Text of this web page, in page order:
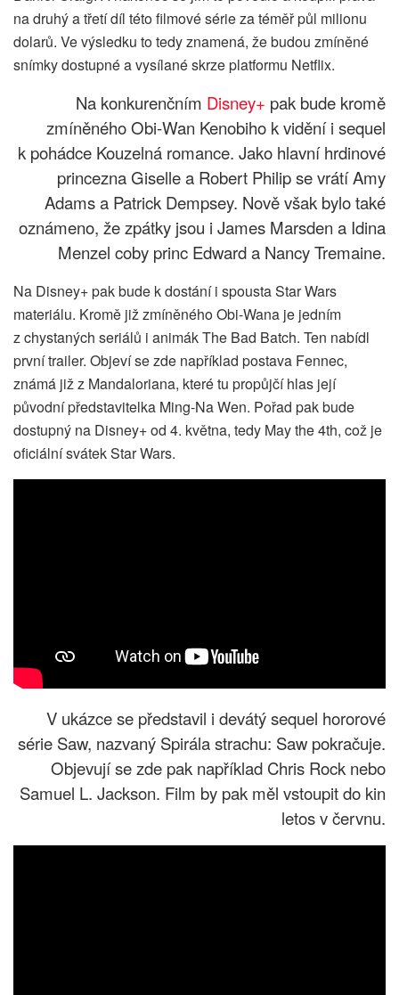
na druhý a třetí díl této filmové série za téměř půl milionu
dolarů. Ve výsledku to tedy znamená, že budou zmíněné
snímky dostupné a vysílané skrze platformu Netflix.
Na konkurenčním Disney+ pak bude kromě
zmíněného Obi-Wan Kenobiho k vidění i sequel
k pohádce Kouzelná romance. Jako hlavní hrdinové
princezna Giselle a Robert Philip se vrátí Amy
Adams a Patrick Dempsey. Nově však bylo také
oznámeno, že zpátky jsou i James Marsden a Idina
Menzel coby princ Edward a Nancy Tremaine.
Na Disney+ pak bude k dostání i spousta Star Wars
materiálu. Kromě již zmíněného Obi-Wana je jedním
z chystaných seriálů i animák The Bad Batch. Ten nabídl
první trailer. Objeví se zde například postava Fennec,
známá již z Mandaloriana, které tu propůjčí hlas její
původní představitelka Ming-Na Wen. Pořad pak bude
dostupný na Disney+ od 4. května, tedy May the 4th, což je
oficiální svátek Star Wars.
V ukázce se představil i devátý sequel hororové
série Saw, nazvaný Spirála strachu: Saw pokračuje.
Objevují se zde pak například Chris Rock nebo
Samuel L. Jackson. Film by pak měl vstoupit do kin
letos v červnu.